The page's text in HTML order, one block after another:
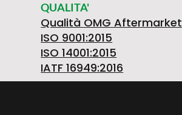
QUALITA'
Qualità OMG Aftermarket
ISO 9001:2015
ISO 14001:2015
IATF 16949:2016